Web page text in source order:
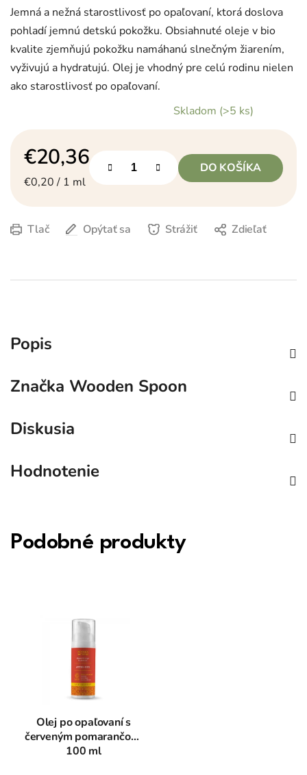
Jemná a nežná starostlivosť po opaľovaní, ktorá doslova
pohladí jemnú detskú pokožku. Obsiahnuté oleje v bio
kvalite zjemňujú pokožku namáhanú slnečným žiarením,
vyživujú a hydratujú. Olej je vhodný pre celú rodinu nielen
ako starostlivosť po opaľovaní.
Skladom (>5 ks)
€20,36
Jednotková cena:
€0,20 / 1 ml
DO KOŠÍKA
Tlač Opýtať sa Strážiť Zdieľať
Popis
Značka Wooden Spoon
Diskusia
Hodnotenie
Podobné produkty
Olej po opaľovaní s
červeným pomarančom,
100 ml